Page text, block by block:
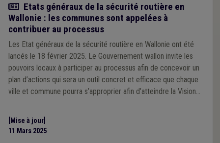
Actualité
Etats généraux de la sécurité routière en
Wallonie : les communes sont appelées à
contribuer au processus
Les Etat généraux de la sécurité routière en Wallonie ont été
lancés le 18 février 2025. Le Gouvernement wallon invite les
pouvoirs locaux à participer au processus afin de concevoir un
plan d’actions qui sera un outil concret et efficace que chaque
ville et commune pourra s’approprier afin d’atteindre la Vision
[Mise à jour]
11 Mars 2025